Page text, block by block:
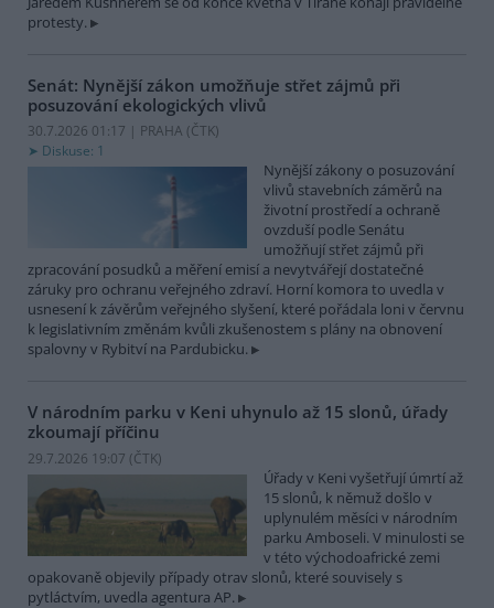
protesty.
Senát: Nynější zákon umožňuje střet zájmů při
posuzování ekologických vlivů
30.7.2026 01:17 | PRAHA (ČTK)
Diskuse: 1
Nynější zákony o posuzování
vlivů stavebních záměrů na
životní prostředí a ochraně
ovzduší podle Senátu
umožňují střet zájmů při
zpracování posudků a měření emisí a nevytvářejí dostatečné
záruky pro ochranu veřejného zdraví. Horní komora to uvedla v
usnesení k závěrům veřejného slyšení, které pořádala loni v červnu
k legislativním změnám kvůli zkušenostem s plány na obnovení
spalovny v Rybitví na Pardubicku.
V národním parku v Keni uhynulo až 15 slonů, úřady
zkoumají příčinu
29.7.2026 19:07 (ČTK)
Úřady v Keni vyšetřují úmrtí až
15 slonů, k němuž došlo v
uplynulém měsíci v národním
parku Amboseli. V minulosti se
v této východoafrické zemi
opakovaně objevily případy otrav slonů, které souvisely s
pytláctvím, uvedla agentura AP.